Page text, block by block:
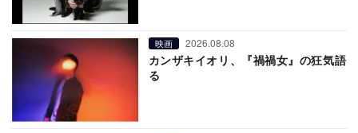
映画 2026.08.08
カンザキイオリ、『禍禍女』の狂気語
る